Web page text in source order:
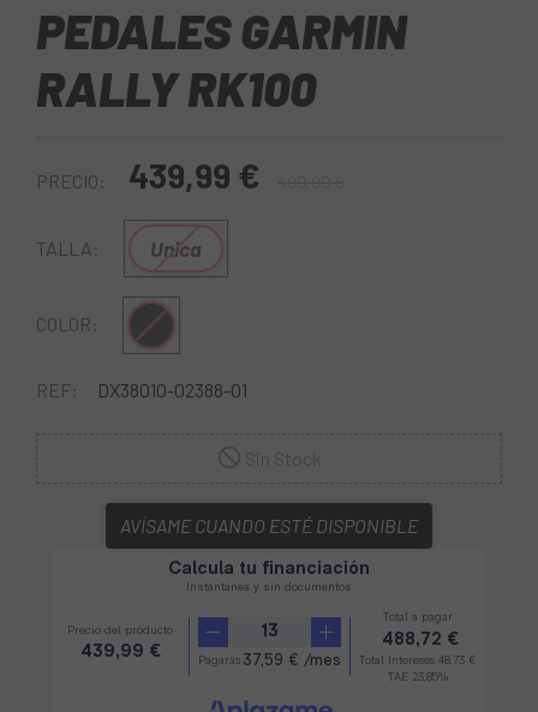
PEDALES GARMIN
RALLY RK100
PRECIO: 439,99 €
TALLA: Unica
COLOR: Multi
REF: DX38010-02388-01
AVÍSAME CUANDO ESTÉ DISPONIBLE